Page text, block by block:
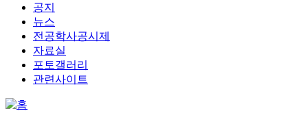
공지
뉴스
전공학사공시제
자료실
포토갤러리
관련사이트